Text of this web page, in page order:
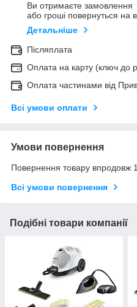
Ви отримаєте замовлення
або гроші повернуться на
Детальніше
Післяплата
Оплата на карту (ключ до
Оплата частинами від
Всі умови оплати
Умови повернення
Повернення товару впродовж
Всі умови повернення
Подібні товари компанії